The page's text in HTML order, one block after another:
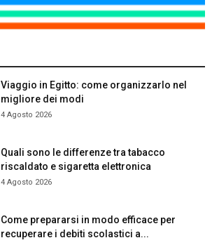
Viaggio in Egitto: come organizzarlo nel
migliore dei modi
4 Agosto 2026
Quali sono le differenze tra tabacco
riscaldato e sigaretta elettronica
4 Agosto 2026
Come prepararsi in modo efficace per
recuperare i debiti scolastici a...